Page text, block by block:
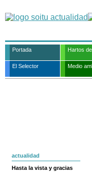
Portada Hartos
El Selector Medio
actualidad
Hasta la vista y gracias